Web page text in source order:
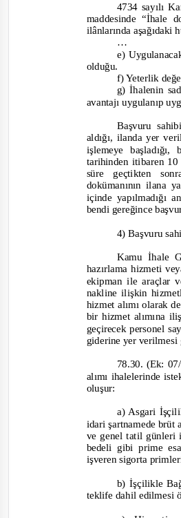
4734 sayılı
maddesinde“İhale
ilânlarında
…
e)
olduğu.
f) Yeterlik
g) İhalenin
avantajı uygulanıp
Başvuru
aldığı, ilanda yer
işlemeye
tarihinden itibaren
süre geçtikten
dokümanının ilana
içinde yapılmadığı
bendi gereğince
4) Başvuru
Kamu İhale
hazırlama hizmeti
ekipman ile araçlar
nakline ilişkin
hizmet alımı olarak
bir hizmet alımına
geçirecek personel
giderine yer verilmesi
78.30. (Ek:
alımı ihalelerinde
oluşur:
a) Asgari
idari şartnamede brüt
ve genel tatil günleri
bedeli gibi prime
işveren sigorta
b) İşçilikle
teklife dahil edilmesi